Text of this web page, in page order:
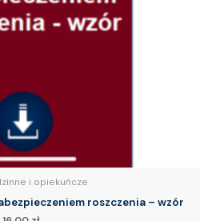
i opiekuńcze
roszczenia – wzór